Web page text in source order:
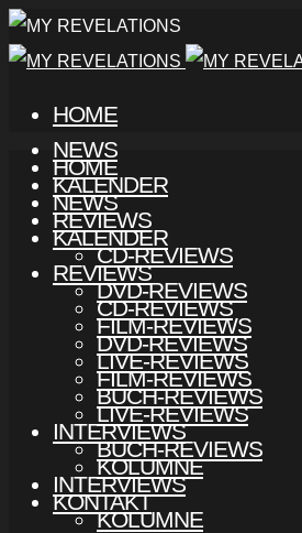
HOME
NEWS
KALENDER
REVIEWS
CD-REVIEWS
DVD-REVIEWS
FILM-REVIEWS
LIVE-REVIEWS
BUCH-REVIEWS
INTERVIEWS
KOLUMNE
KONTAKT
HOME
NEWS
KALENDER
REVIEWS
CD-REVIEWS
DVD-REVIEWS
FILM-REVIEWS
LIVE-REVIEWS
BUCH-REVIEWS
INTERVIEWS
KOLUMNE